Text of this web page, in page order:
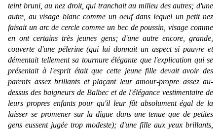
teint bruni, au nez droit, qui tranchait au milieu des autres; d'une
autre, au visage blanc comme un oeuf dans lequel un petit nez
faisait un arc de cercle comme un bec de poussin, visage comme
en ont certains très jeunes gens; d'une autre encore, grande,
couverte d'une pélerine (qui lui donnait un aspect si pauvre et
démentait tellement sa tournure élégante que l'explication qui se
présentait à l'esprit était que cette jeune fille devait avoir des
parents assez brillants et plaçant leur amour-propre assez au-
dessus des baigneurs de Balbec et de l'élégance vestimentaire de
leurs propres enfants pour qu'il leur fût absolument égal de la
laisser se promener sur la digue dans une tenue que de petites
gens eussent jugée trop modeste); d'une fille aux yeux brillants,